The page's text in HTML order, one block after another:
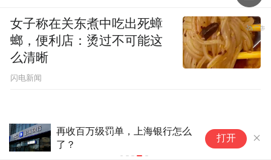
再收百万级罚单，上海银行怎么
了？
打开
女子称在关东煮中吃出死蟑
螂，便利店：烫过不可能这
么清晰
闪电新闻